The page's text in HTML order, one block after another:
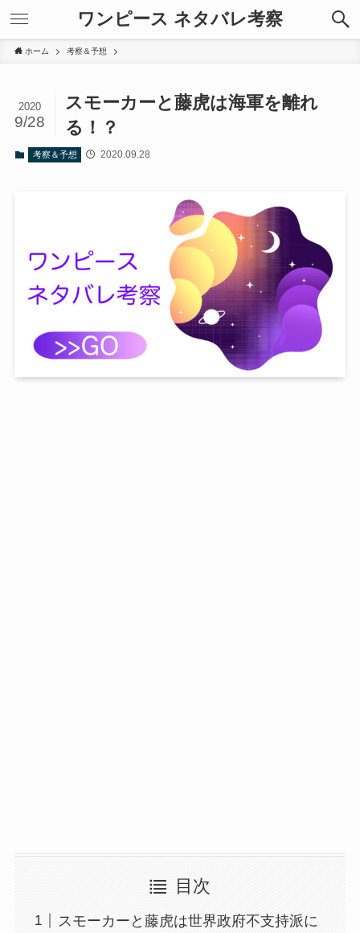
ワンピース ネタバレ考察
ホーム 考察＆予想
スモーカーと藤虎は海軍を離れ
る！？
2020
9/28
考察＆予想 2020.09.28
目次
スモーカーと藤虎は世界政府不支持派に